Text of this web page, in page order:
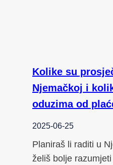
Kolike su
Njemačkoj i
oduzima od
2025-06-25
Planiraš li raditi u
želiš bolje